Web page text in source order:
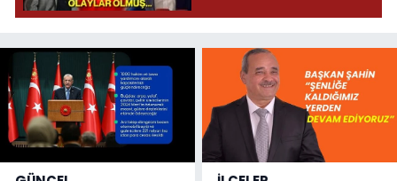
olmuş...